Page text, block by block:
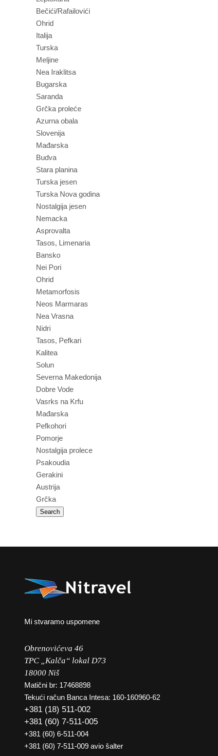
Bečići/Rafailovići
Ohrid
Italija
Turska
Meljine
Nea Iraklitsa
Bugarska
Saranda
Grčka proleće
Azurna obala
Slovenija
Mađarska
Budva
Stara planina
Turska jesen
Turska Nova godina
Nostalgija jesen
Nemacka
Asprovalta
Tasos, Limenaria
Bansko
Nei Pori
Ohrid
Metamorfosis
Neos Marmaras
Nea Vrasna
Nidri
Tasos, Pefkari
Kalitea
Solun
Severna Makedonija
Dobre Vode
Vasrks na Krfu
Mađarska
Pefkohori
Pomorje
Nostalgija prolece
Psakoudia
Gerakini
Austrija
Grčka
Mi stvaramo uspomene
Obrenovićeva 46
TPC „Kalča“ lokal D73
18000 Niš
Matični br: 17468898
Tekući račun Banca Intesa: 160-160960-62
+381 (18) 511-002
+381 (60) 7-511-005
+381 (60) 6-511-004
+381 (60) 7-511-009 avio šalter